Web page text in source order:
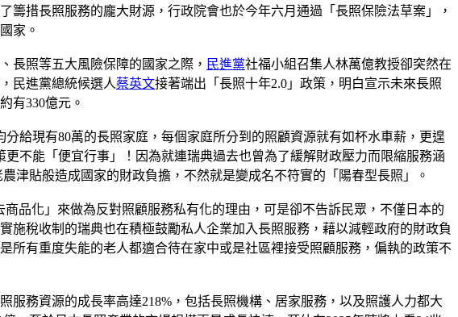
措長照服務的龐大財源，行政院會也於今年六月通過「長照保險法草案」，
家。
長照等五大風險保障的國家之際， 民進黨社福小組召集人林萬億教授卻突然在
民進黨總統候選人蔡英文接著端出「長照十年2.0」政策，明白宣示未來長照
有330億元。
給現有80萬的長照家庭，每個家庭所分到的照顧資源就有如杯水車薪，更遑
不能「便宜行事」！因為就連瑞典過去也曾為了緩解財政壓力而限縮服務涵
津貼般造成國家的財政負擔，不然就是變成名不符實的「陽春型長照」。
品化」來做為反對照顧服務私有化的理由，可是卻不告訴民眾，不僅日本的
稅收制的瑞典也在積極鼓勵私人企業加入長照服務，藉以減輕政府的財政負
所有重度失能的老人都適合待在家中或是社區裡接受照顧服務，偏執的政策不
務資源的成長率高達218%，包括長照機構、居家服務，以及照護人力都大